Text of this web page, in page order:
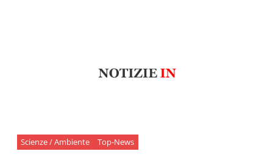
Scienze / Ambiente Top-News